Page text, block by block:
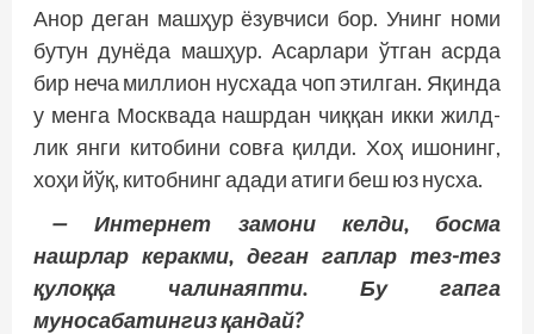
Анор деган машҳур ёзувчиси бор. Унинг номи
бутун дунёда машҳур. Асарлари ўтган асрда
бир неча миллион нусхада чоп этилган. Яқинда
у менга Москвада нашрдан чиққан икки жилд­
лик янги китобини совға қилди. Хоҳ ишонинг,
хоҳи йўқ, китобнинг адади атиги беш юз нусха.
— Интернет замони келди, босма
нашрлар керакми, деган гаплар тез-тез
қулоққа чалинаяпти. Бу гапга
муносабатингиз қандай?